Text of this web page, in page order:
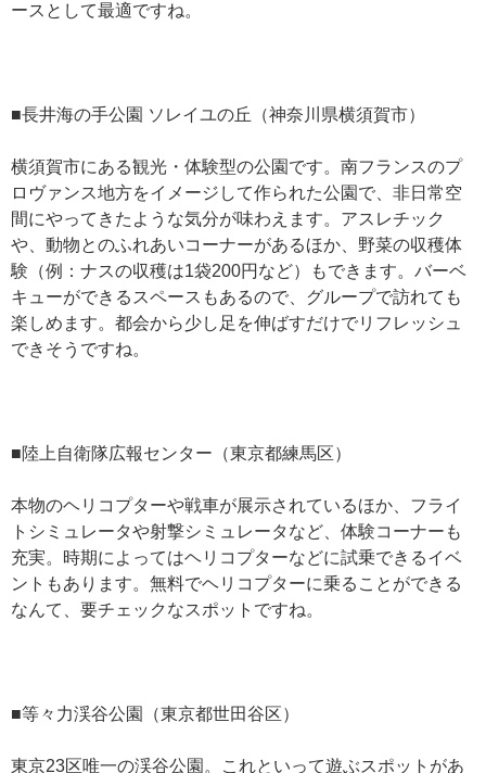
ースとして最適ですね。
■長井海の手公園 ソレイユの丘（神奈川県横須賀市）
横須賀市にある観光・体験型の公園です。南フランスのプ
ロヴァンス地方をイメージして作られた公園で、非日常空
間にやってきたような気分が味わえます。アスレチック
や、動物とのふれあいコーナーがあるほか、野菜の収穫体
験（例：ナスの収穫は1袋200円など）もできます。バーベ
キューができるスペースもあるので、グループで訪れても
楽しめます。都会から少し足を伸ばすだけでリフレッシュ
できそうですね。
■陸上自衛隊広報センター（東京都練馬区）
本物のヘリコプターや戦車が展示されているほか、フライ
トシミュレータや射撃シミュレータなど、体験コーナーも
充実。時期によってはヘリコプターなどに試乗できるイベ
ントもあります。無料でヘリコプターに乗ることができる
なんて、要チェックなスポットですね。
■等々力渓谷公園（東京都世田谷区）
東京23区唯一の渓谷公園。これといって遊ぶスポットがあ